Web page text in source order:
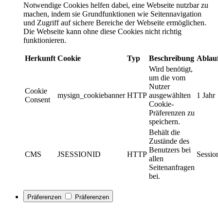
Notwendige Cookies helfen dabei, eine Webseite nutzbar zu
machen, indem sie Grundfunktionen wie Seitennavigation
und Zugriff auf sichere Bereiche der Webseite ermöglichen.
Die Webseite kann ohne diese Cookies nicht richtig
funktionieren.
Herkunft Cookie Typ Beschreibung
Cookie
Consent
mysign_cookiebanner HTTP
Wird benötigt,
um die vom
Nutzer
ausgewählten
Cookie-
Präferenzen zu
speichern.
1 Jahr
CMS JSESSIONID HTTP
Behält die
Zustände des
Benutzers bei
allen
Seitenanfragen
bei.
Präferenzen Präferenzen